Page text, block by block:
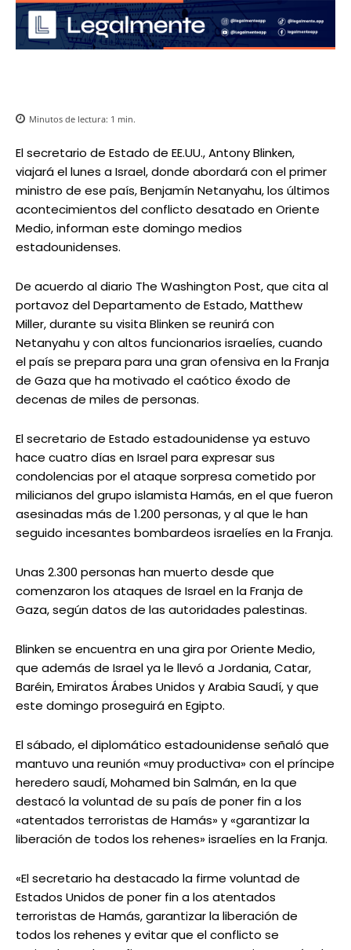
Minutos de lectura: 1 min.
El secretario de Estado de EE.UU., Antony Blinken,
viajará el lunes a Israel, donde abordará con el primer
ministro de ese país, Benjamín Netanyahu, los últimos
acontecimientos del conflicto desatado en Oriente
Medio, informan este domingo medios
estadounidenses.
De acuerdo al diario The Washington Post, que cita al
portavoz del Departamento de Estado, Matthew
Miller, durante su visita Blinken se reunirá con
Netanyahu y con altos funcionarios israelíes, cuando
el país se prepara para una gran ofensiva en la Franja
de Gaza que ha motivado el caótico éxodo de
decenas de miles de personas.
El secretario de Estado estadounidense ya estuvo
hace cuatro días en Israel para expresar sus
condolencias por el ataque sorpresa cometido por
milicianos del grupo islamista Hamás, en el que fueron
asesinadas más de 1.200 personas, y al que le han
seguido incesantes bombardeos israelíes en la Franja.
Unas 2.300 personas han muerto desde que
comenzaron los ataques de Israel en la Franja de
Gaza, según datos de las autoridades palestinas.
Blinken se encuentra en una gira por Oriente Medio,
que además de Israel ya le llevó a Jordania, Catar,
Baréin, Emiratos Árabes Unidos y Arabia Saudí, y que
este domingo proseguirá en Egipto.
El sábado, el diplomático estadounidense señaló que
mantuvo una reunión «muy productiva» con el príncipe
heredero saudí, Mohamed bin Salmán, en la que
destacó la voluntad de su país de poner fin a los
«atentados terroristas de Hamás» y «garantizar la
liberación de todos los rehenes» israelíes en la Franja.
«El secretario ha destacado la firme voluntad de
Estados Unidos de poner fin a los atentados
terroristas de Hamás, garantizar la liberación de
todos los rehenes y evitar que el conflicto se